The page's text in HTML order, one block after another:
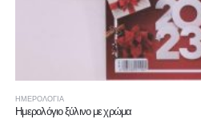
ΗΜΕΡΟΛΟΓΙΑ
Ημερολόγιο ξύλινο με χρώμα